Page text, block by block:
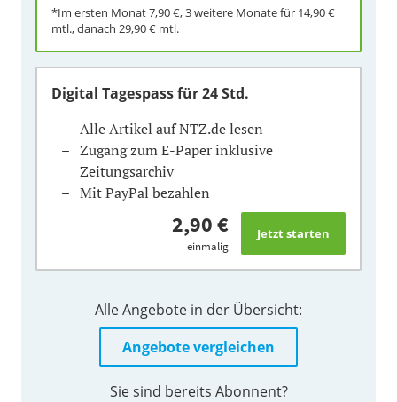
*Im ersten Monat7,90 €, 3 weitere Monate für 14,90 €
mtl., danach 29,90 € mtl.
Digital Tagespassfür 24 Std.
Alle Artikel auf NTZ.de lesen
Zugang zum E-Paper inklusive
Zeitungsarchiv
Mit PayPal bezahlen
2,90 €
einmalig
Alle Angebote in der Übersicht:
Angebote vergleichen
Sie sind bereits Abonnent?